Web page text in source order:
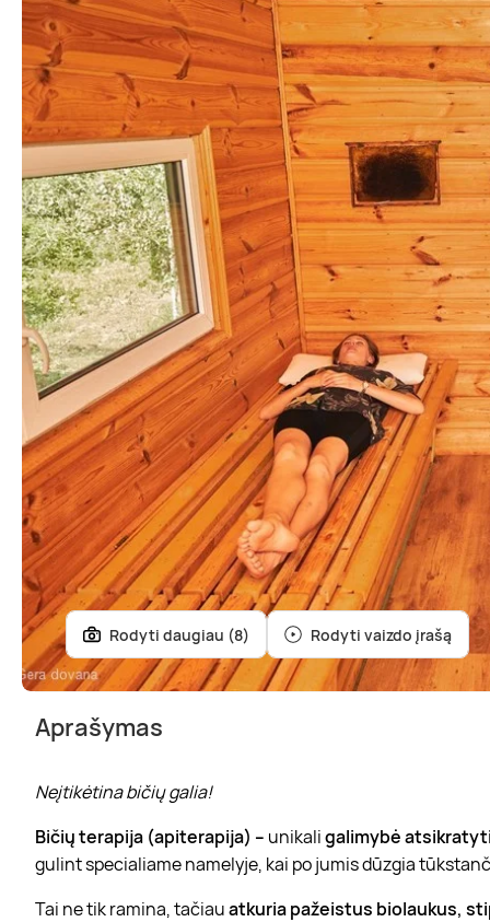
Rodyti daugiau (8) Rodyti vaizdo įrašą
Aprašymas
Neįtikėtina bičių galia!
Bičių terapija (apiterapija) – unikaligalimybė
gulint specialiame namelyje, kai po jumis dūzgia
Tai ne tik ramina, tačiauatkuria pažeistus biolaukus,